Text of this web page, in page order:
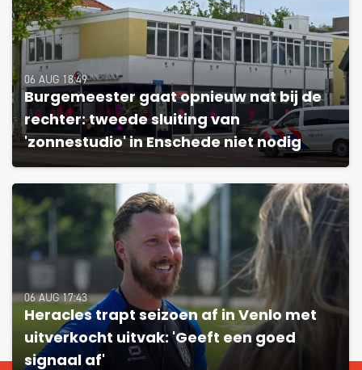
06 AUG 18:49
Burgemeester gaat opnieuw nat bij de
rechter: tweede sluiting van
'zonnestudio' in Enschede niet nodig
06 AUG 17:43
Heracles trapt seizoen af in Venlo met
uitverkocht uitvak: 'Geeft een goed
signaal af'